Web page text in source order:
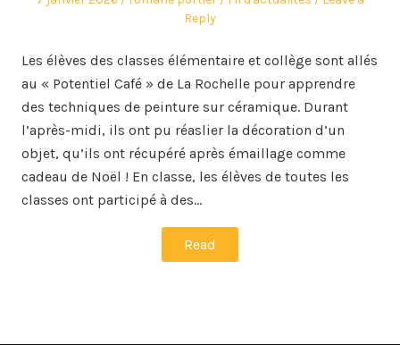
Reply
Les élèves des classes élémentaire et collège sont allés
au « Potentiel Café » de La Rochelle pour apprendre
des techniques de peinture sur céramique. Durant
l’après-midi, ils ont pu réaslier la décoration d’un
objet, qu’ils ont récupéré après émaillage comme
cadeau de Noël ! En classe, les élèves de toutes les
classes ont participé à des…
Read